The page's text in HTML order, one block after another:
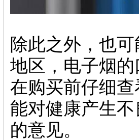
除此之外，也
地区，电子烟
在购买前仔细
能对健康产生
的意见。